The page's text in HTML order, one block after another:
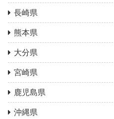
長崎県
熊本県
大分県
宮崎県
鹿児島県
沖縄県